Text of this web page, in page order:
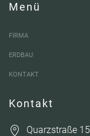
Menü
FIRMA
ERDBAU
KONTAKT
Kontakt
Quarzstraße 15